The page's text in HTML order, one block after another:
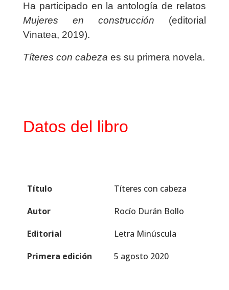
Ha participado en la antología de relatos
Mujeres en construcción (editorial
Vinatea, 2019).
Títeres con cabeza es su primera novela.
Datos del libro
Título
Títeres con cabeza
Autor
Rocío Durán Bollo
Editorial
Letra Minúscula
Primera edición
5 agosto 2020